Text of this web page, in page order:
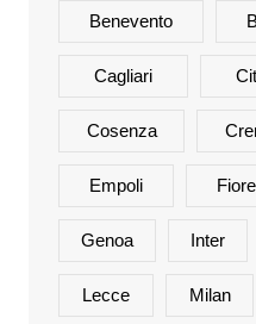
Benevento
Cagliari
Cosenza
Empoli
Genoa Inter
Lecce Milan